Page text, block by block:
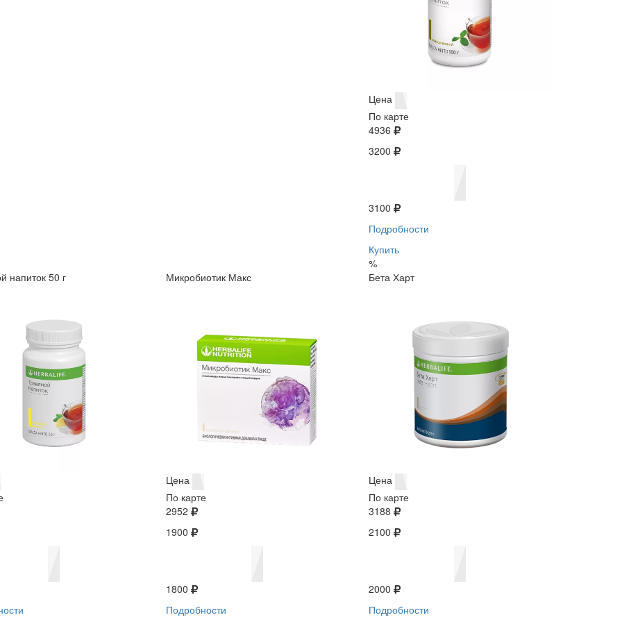
Цена
По карте
4936
3200
3100
Подробности
Купить
%
напиток 50 г
Микробиотик Макс
Цена
По карте
2952
1900
1800
Подробности
Бета Харт
Цена
По карте
3188
2100
2000
Подробности